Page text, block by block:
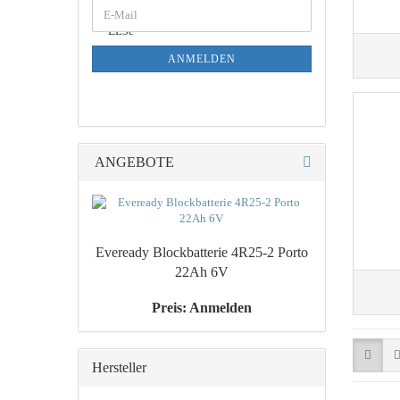
Nickel-Metalhydrid
Nickel-Cadmium
ZUR
NEWSLETTER-
E-
Mail
ANMELDEN
ANGEBOTE
Eveready Blockbatterie 4R25-2 Porto
22Ah 6V
Preis: Anmelden
Hersteller